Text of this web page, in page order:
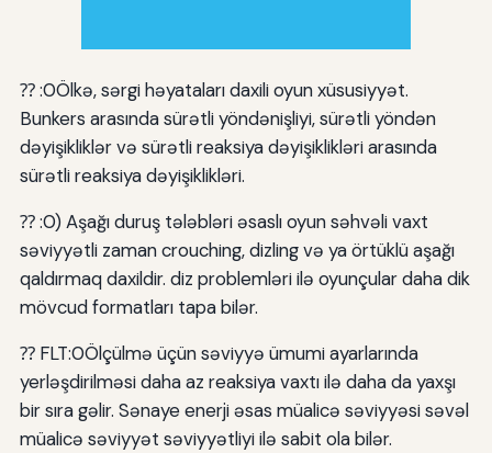
⁇ :0Ölkə, sərgi həyataları daxili oyun xüsusiyyət.
Bunkers arasında sürətli yöndənişliyi, sürətli yöndən
dəyişikliklər və sürətli reaksiya dəyişiklikləri arasında
sürətli reaksiya dəyişiklikləri.
⁇ :0) Aşağı duruş tələbləri əsaslı oyun səhvəli vaxt
səviyyətli zaman crouching, dizling və ya örtüklü aşağı
qaldırmaq daxildir. diz problemləri ilə oyunçular daha dik
mövcud formatları tapa bilər.
⁇ FLT:0Ölçülmə üçün səviyyə ümumi ayarlarında
yerləşdirilməsi daha az reaksiya vaxtı ilə daha da yaxşı
bir sıra gəlir. Sənaye enerji əsas müalicə səviyyəsi səvəl
müalicə səviyyət səviyyətliyi ilə sabit ola bilər.